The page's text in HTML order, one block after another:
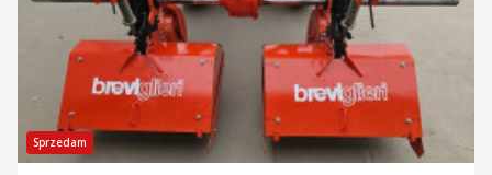
Sprzedam